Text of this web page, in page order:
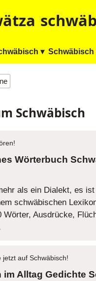
▾ Schwäbisch
Schwäbisch
als ein Dialekt, es ist
schwäbischen
Wörter, Ausdrücke,
jetzt auf Schwäbisch!
Gedichte